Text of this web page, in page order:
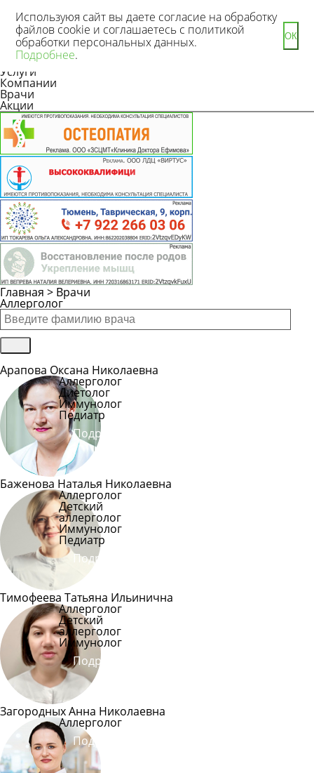
Новости
Статьи
Услуги
Компании
Врачи
Акции
Главная > Врачи
Аллерголог
Арапова Оксана Николаевна
Аллерголог
Диетолог
Иммунолог
Педиатр
Подробнее
Баженова Наталья Николаевна
Аллерголог
Детский
аллерголог
Иммунолог
Педиатр
Подробнее
Тимофеева Татьяна Ильинична
Аллерголог
Детский
аллерголог
Иммунолог
Подробнее
Загородных Анна Николаевна
Аллерголог
Подробнее
Используюя сайт вы даете согласие на обработку
файлов cookie и соглашаетесь с политикой
обработки персональных данных.
Подробнее.
ОК